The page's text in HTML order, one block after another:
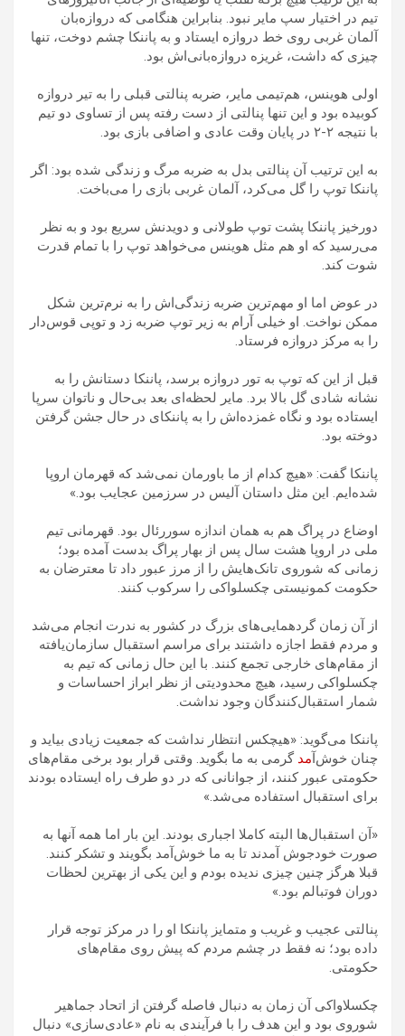
تیم در اختیار سپ مایر نبود. بنابراین هنگامی که دروازه‌بان
آلمان غربی روی خط دروازه ایستاد و به پاننکا چشم دوخت، تنها
چیزی که داشت، غریزه دروازه‌بانی‌اش بود.
اولی هوینس، هم‌تیمی مایر، ضربه پنالتی قبلی را به تیر دروازه
کوبیده بود و این تنها پنالتی از دست رفته پس از تساوی دو تیم
با نتیجه ۲-۲ در پایان وقت عادی و اضافی بازی بود.
به این ترتیب آن پنالتی بدل به ضربه مرگ و زندگی شده بود: اگر
پاننکا توپ را گل می‌کرد، آلمان غربی بازی را می‌باخت.
دورخیز پاننکا پشت توپ طولانی و دویدنش سریع بود و به نظر
می‌رسید که او هم مثل هوینس می‌خواهد توپ را با تمام قدرت
شوت کند.
در عوض اما او مهم‌ترین ضربه زندگی‌اش را به نرم‌ترین شکل
ممکن نواخت. او خیلی آرام به زیر توپ ضربه زد و توپی قوس‌دار
را به مرکز دروازه فرستاد.
قبل از این که توپ به تور دروازه برسد، پاننکا دستانش را به
نشانه شادی گل بالا برد. مایر لحظه‌ای بعد بی‌حال و ناتوان سرپا
ایستاده بود و نگاه غمزده‌اش را به پاننکای در حال جشن گرفتن
دوخته بود.
پاننکا گفت: «هیچ کدام از ما باورمان نمی‌شد که قهرمان اروپا
شده‌ایم. این مثل داستان آلیس در سرزمین عجایب بود.»
اوضاع در پراگ هم به همان اندازه سوررئال بود. قهرمانی تیم
ملی در اروپا هشت سال پس از بهار پراگ بدست آمده بود؛
زمانی که شوروی تانک‌هایش را از مرز عبور داد تا معترضان به
حکومت کمونیستی چکسلواکی را سرکوب کنند.
از آن زمان گردهمایی‌های بزرگ در کشور به ندرت انجام می‌شد
و مردم فقط اجازه داشتند برای مراسم استقبال سازمان‌یافته
از مقام‌های خارجی تجمع کنند. با این حال زمانی که تیم به
چکسلواکی رسید، هیچ محدودیتی از نظر ابراز احساسات و
شمار استقبال‌کنندگان وجود نداشت.
پاننکا می‌گوید: «هیچکس انتظار نداشت که جمعیت زیادی بیاید و
چنان خوش‌آمد گرمی به ما بگوید. وقتی قرار بود برخی مقام‌های
حکومتی عبور کنند، از جوانانی که در دو طرف راه ایستاده بودند
برای استقبال استفاده می‌شد.»
«آن استقبال‌ها البته کاملا اجباری بودند. این بار اما همه آنها به
صورت خودجوش آمدند تا به ما خوش‌آمد بگویند و تشکر کنند.
قبلا هرگز چنین چیزی ندیده بودم و این یکی از بهترین لحظات
دوران فوتبالم بود.»
پنالتی عجیب و غریب و متمایز پاننکا او را در مرکز توجه قرار
داده بود؛ نه فقط در چشم مردم که پیش روی مقام‌های
حکومتی.
چکسلاواکی آن زمان به دنبال فاصله گرفتن از اتحاد جماهیر
شوروی بود و این هدف را با فرآیندی به نام «عادی‌سازی» دنبال